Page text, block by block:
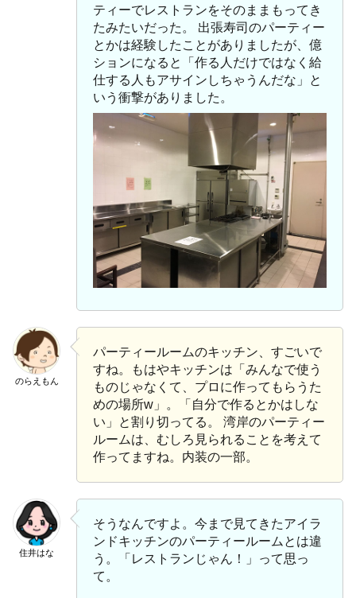
ティーでレストランをそのままもってき
たみたいだった。 出張寿司のパーティー
とかは経験したことがありましたが、億
ションになると「作る人だけではなく給
仕する人もアサインしちゃうんだな」と
いう衝撃がありました。
のらえもん
パーティールームのキッチン、すごいで
すね。もはやキッチンは「みんなで使う
ものじゃなくて、プロに作ってもらうた
めの場所w」。「自分で作るとかはしな
い」と割り切ってる。 湾岸のパーティー
ルームは、むしろ見られることを考えて
作ってますね。内装の一部。
住井はな
そうなんですよ。今まで見てきたアイラ
ンドキッチンのパーティールームとは違
う。「レストランじゃん！」って思っ
て。